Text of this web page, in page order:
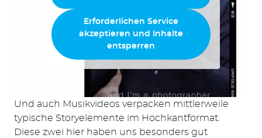
Erforderlichen Service
akzeptieren und Inhalte
entsperren
Und auch Musikvideos verpacken mittlerweile
typische Storyelemente im Hochkantformat.
Diese zwei hier haben uns besonders gut